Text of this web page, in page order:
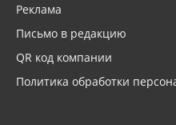
Реклама
Письмо в редакцию
QR код компании
Политика обработки